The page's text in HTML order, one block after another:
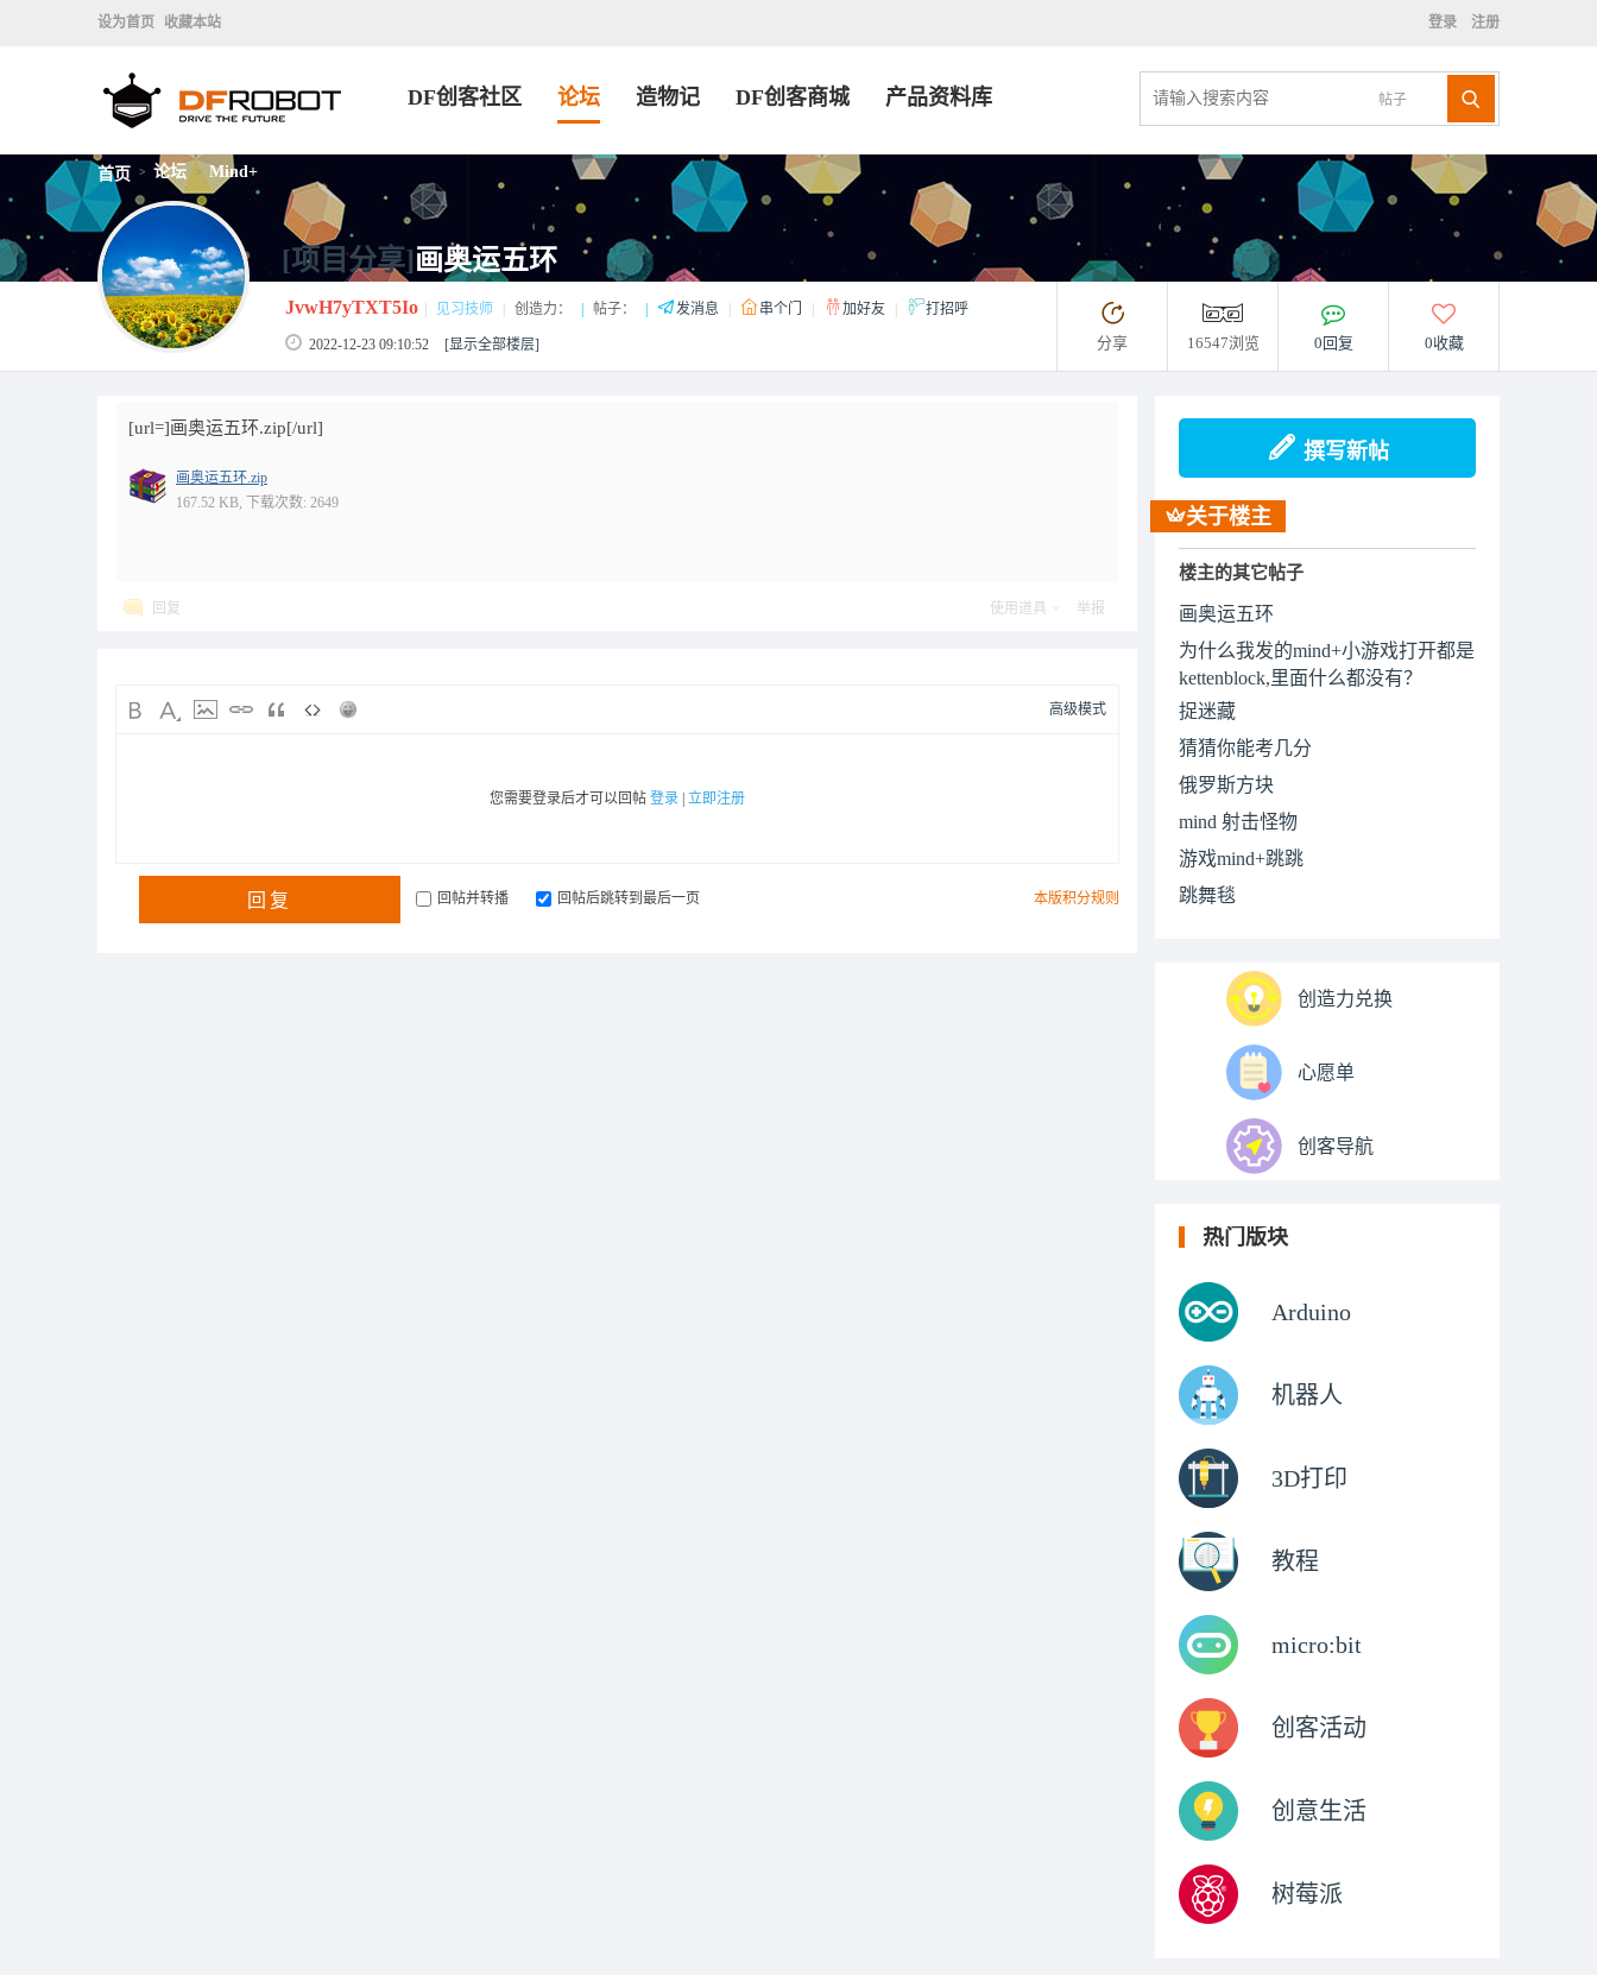
设为首页 收藏本站 登录 注册
帖子
DF创客社区 论坛 造物记 DF创客商城 产品资料库
首页 > 论坛 > Mind+
[项目分享]画奥运五环
JvwH7yTXT5Io 见习技师 创造力： 帖子： 发消息 串个门 加好友 打招呼
2022-12-23 09:10:52 [显示全部楼层] 分享 16547浏览 0回复 0收藏
[url=]画奥运五环.zip[/url]
画奥运五环.zip
167.52 KB, 下载次数: 2649
回复 使用道具 举报
高级模式
您需要登录后才可以回帖 登录 立即注册
本版积分规则
回复 回帖并转播 回帖后跳转到最后一页
撰写新帖
关于楼主
楼主的其它帖子
画奥运五环
为什么我发的mind+小游戏打开都是
kettenblock,里面什么都没有？
捉迷藏
猜猜你能考几分
俄罗斯方块
mind 射击怪物
游戏mind+跳跳
跳舞毯
创造力兑换
心愿单
创客导航
热门版块
Arduino
机器人
3D打印
教程
micro:bit
创客活动
创意生活
树莓派